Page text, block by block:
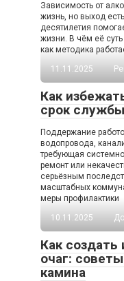
Зависимость от
жизнь, но выход
десятилетия
жизни. В чём её
как методика
11.11.2025
Как
срок
Поддержание
водопровода,
требующая
ремонт или
серьёзным
масштабных
меры профилактики
10.11.2025
Как
очаг:
камина